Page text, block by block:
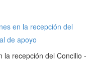
en la recepción del
de apoyo
la recepción del Concilio -